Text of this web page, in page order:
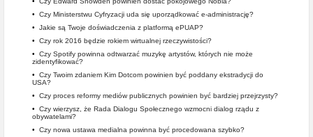
• Czy Ministerstwu Cyfryzacji uda się uporządkować e-administrację?
• Jakie są Twoje doświadczenia z platformą ePUAP?
• Czy rok 2016 będzie rokiem wirtualnej rzeczywistości?
• Czy Spotify powinna odtwarzać muzykę artystów, których nie może
zidentyfikować?
• Czy Twoim zdaniem Kim Dotcom powinien być poddany ekstradycji do
USA?
• Czy proces reformy mediów publicznych powinien być bardziej przejrzysty?
• Czy wierzysz, że Rada Dialogu Społecznego wzmocni dialog rządu z
obywatelami?
• Czy nowa ustawa medialna powinna być procedowana szybko?